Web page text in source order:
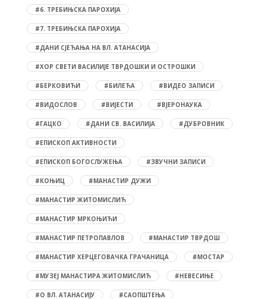
#6. ТРЕБИЊСКА ПАРОХИЈА
#7. ТРЕБИЊСКА ПАРОХИЈА
#ДАНИ СЈЕЋАЊА НА ВЛ. АТАНАСИЈА
#ХОР СВЕТИ ВАСИЛИЈЕ ТВРДОШКИ И ОСТРОШКИ
#БЕРКОВИЋИ #БИЛЕЋА #ВИДЕО ЗАПИСИ
#ВИДОСЛОВ #ВИЈЕСТИ #ВЈЕРОНАУКА
#ГАЦКО #ДАНИ СВ. ВАСИЛИЈА #ДУБРОВНИК
#ЕПИСКОП АКТИВНОСТИ
#ЕПИСКОП БОГОСЛУЖЕЊА #ЗВУЧНИ ЗАПИСИ
#КОЊИЦ #МАНАСТИР ДУЖИ
#МАНАСТИР ЖИТОМИСЛИЋ
#МАНАСТИР МРКОЊИЋИ
#МАНАСТИР ПЕТРОПАВЛОВ #МАНАСТИР ТВРДОШ
#МАНАСТИР ХЕРЦЕГОВАЧКА ГРАЧАНИЦА #МОСТАР
#МУЗЕЈ МАНАСТИРА ЖИТОМИСЛИЋ #НЕВЕСИЊЕ
#О ВЛ. АТАНАСИЈУ #САОПШТЕЊА